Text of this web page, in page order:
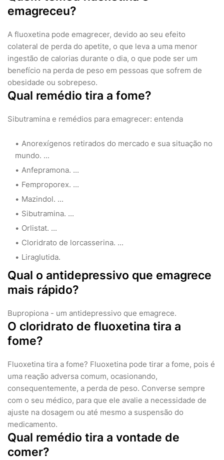
emagreceu?
A fluoxetina pode emagrecer, devido ao seu efeito
colateral de perda do apetite, o que leva a uma menor
ingestão de calorias durante o dia, o que pode ser um
benefício na perda de peso em pessoas que sofrem de
obesidade ou sobrepeso.
Qual remédio tira a fome?
Sibutramina e remédios para emagrecer: entenda
Anorexígenos retirados do mercado e sua situação no
mundo. ...
Anfepramona. ...
Femproporex. ...
Mazindol. ...
Sibutramina. ...
Orlistat. ...
Cloridrato de lorcasserina. ...
Liraglutida.
Qual o antidepressivo que emagrece
mais rápido?
Bupropiona - um antidepressivo que emagrece.
O cloridrato de fluoxetina tira a
fome?
Fluoxetina tira a fome? Fluoxetina pode tirar a fome, pois é
uma reação adversa comum, ocasionando,
consequentemente, a perda de peso. Converse sempre
com o seu médico, para que ele avalie a necessidade de
ajuste na dosagem ou até mesmo a suspensão do
medicamento.
Qual remédio tira a vontade de
comer?